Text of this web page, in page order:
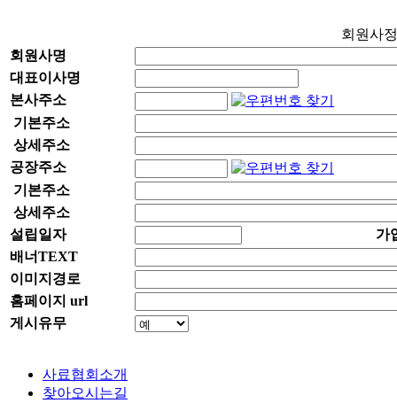
회원사
회원사명
대표이사명
본사주소
기본주소
상세주소
공장주소
기본주소
상세주소
설립일자
가
배너TEXT
이미지경로
홈페이지 url
게시유무
사료협회소개
찾아오시는길